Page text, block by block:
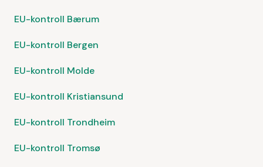
EU-kontroll Bærum
EU-kontroll Bergen
EU-kontroll Molde
EU-kontroll Kristiansund
EU-kontroll Trondheim
EU-kontroll Tromsø